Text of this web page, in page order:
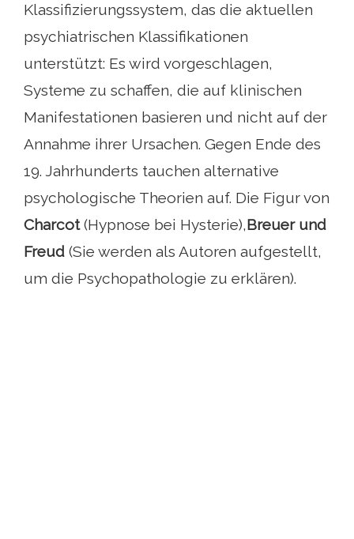
Klassifizierungssystem, das die aktuellen
psychiatrischen Klassifikationen
unterstützt: Es wird vorgeschlagen,
Systeme zu schaffen, die auf klinischen
Manifestationen basieren und nicht auf der
Annahme ihrer Ursachen. Gegen Ende des
19. Jahrhunderts tauchen alternative
psychologische Theorien auf. Die Figur von
Charcot(Hypnose bei Hysterie),Breuer und
Freud (Sie werden als Autoren aufgestellt,
um die Psychopathologie zu erklären).